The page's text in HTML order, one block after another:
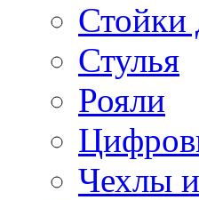
Стойки
Стулья
Рояли
Чехлы